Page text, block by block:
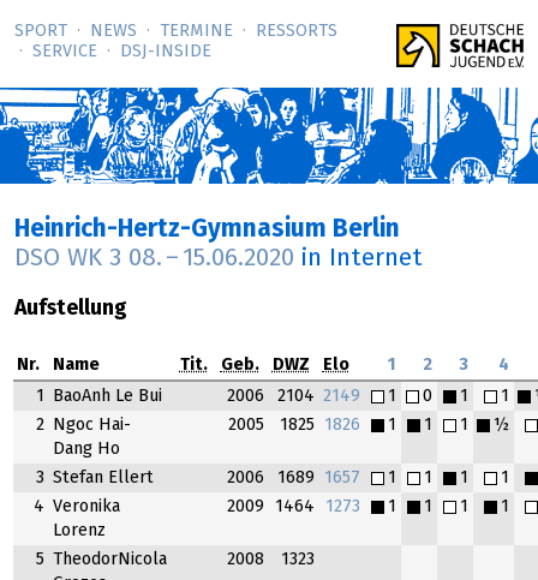
SPORT NEWS TERMINE
RESSORTS
SERVICE
DSJ-­INSIDE
Heinrich-Hertz-Gymnasium Berlin
DSO WK 3 08. – 15.06.2020 in Internet
Aufstellung
Nr. Name Tit. Geb. DWZ Elo 1 2 3 4
1 BaoAnh Le Bui 2006 2104 2149 1 0 1 1
2
Ngoc Hai-
Dang Ho
2005 1825 1826 1 1 1 ½
3 Stefan Ellert 2006 1689 1657 1 1 1
1
4 Veronika
Lorenz
2009 1464 1273 1 1 1 1
5
TheodorNicola
2008 1323